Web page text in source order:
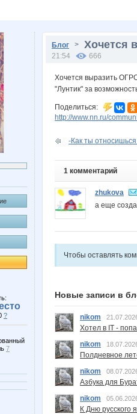
?
7
Блог > Хочется
21:54 666
Хочется выразить
"Лунтик" за
Поделиться:
http://www.nn.ru/
-Как ты
1 комментарий
zhukova
а еще
Чтобы оставлять
Новые записи в
nikom
Хотел в IT -
nikom
Полдневное
nikom
Азбука для
nikom
К Дню русского